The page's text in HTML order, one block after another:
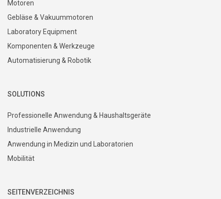
Motoren
Gebläse & Vakuummotoren
Laboratory Equipment
Komponenten & Werkzeuge
Automatisierung & Robotik
SOLUTIONS
Professionelle Anwendung & Haushaltsgeräte
Industrielle Anwendung
Anwendung in Medizin und Laboratorien
Mobilität
SEITENVERZEICHNIS